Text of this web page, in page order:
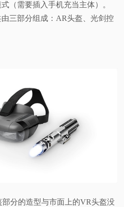
（需要插入手机充当主体）。
三部分组成：AR头盔、光剑控
部分的造型与市面上的VR头盔没